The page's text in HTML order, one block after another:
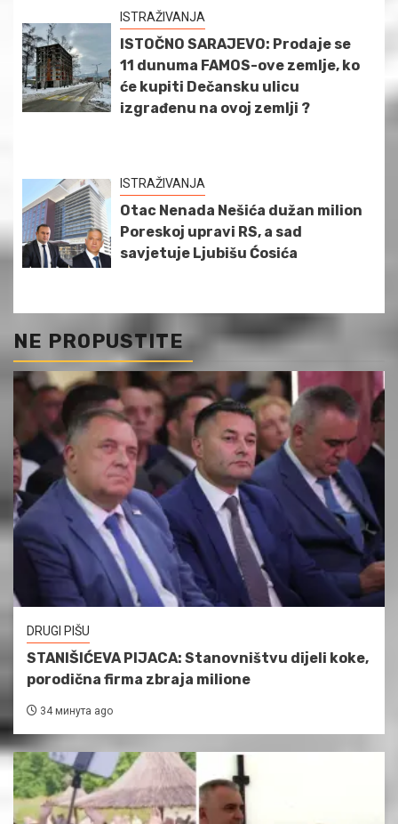
ISTRAŽIVANJA
ISTOČNO SARAJEVO: Prodaje se
11 dunuma FAMOS-ove zemlje, ko
će kupiti Dečansku ulicu
izgrađenu na ovoj zemlji ?
ISTRAŽIVANJA
Otac Nenada Nešića dužan milion
Poreskoj upravi RS, a sad
savjetuje Ljubišu Ćosića
NE PROPUSTITE
DRUGI PIŠU
STANIŠIĆEVA PIJACA: Stanovništvu dijeli koke,
porodična firma zbraja milione
34 минута ago